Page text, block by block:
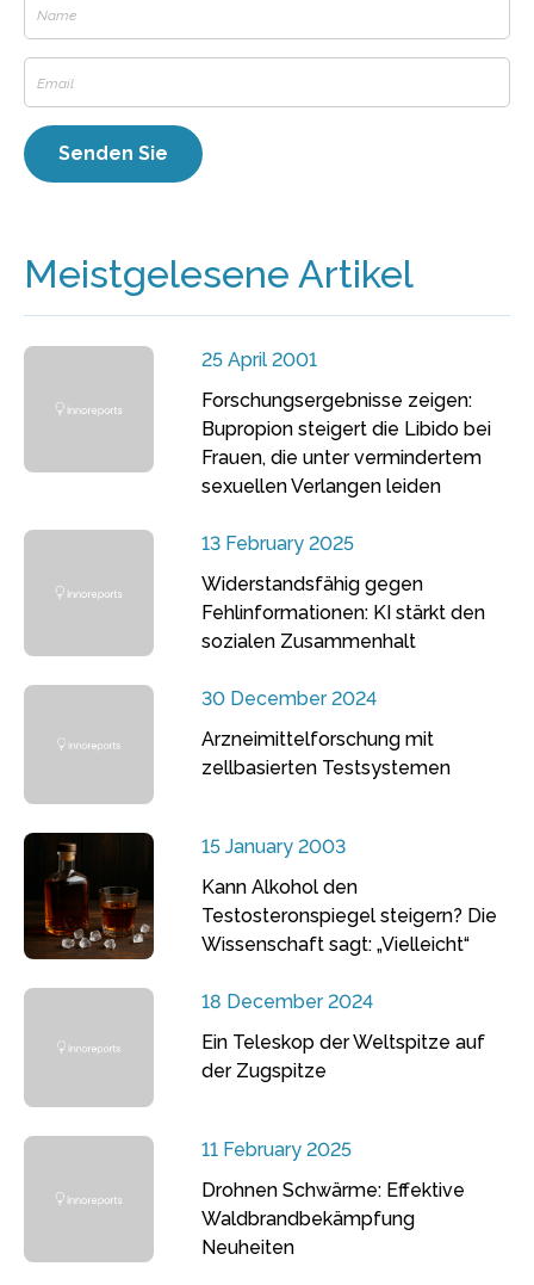
Meistgelesene Artikel
25 April 2001
Forschungsergebnisse zeigen:
Bupropion steigert die Libido bei
Frauen, die unter vermindertem
sexuellen Verlangen leiden
13 February 2025
Widerstandsfähig gegen
Fehlinformationen: KI stärkt den
sozialen Zusammenhalt
30 December 2024
Arzneimittelforschung mit
zellbasierten Testsystemen
15 January 2003
Kann Alkohol den
Testosteronspiegel steigern? Die
Wissenschaft sagt: „Vielleicht“
18 December 2024
Ein Teleskop der Weltspitze auf
der Zugspitze
11 February 2025
Drohnen Schwärme: Effektive
Waldbrandbekämpfung
Neuheiten